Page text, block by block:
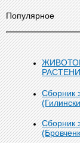
Популярное
Сборник
Сборник